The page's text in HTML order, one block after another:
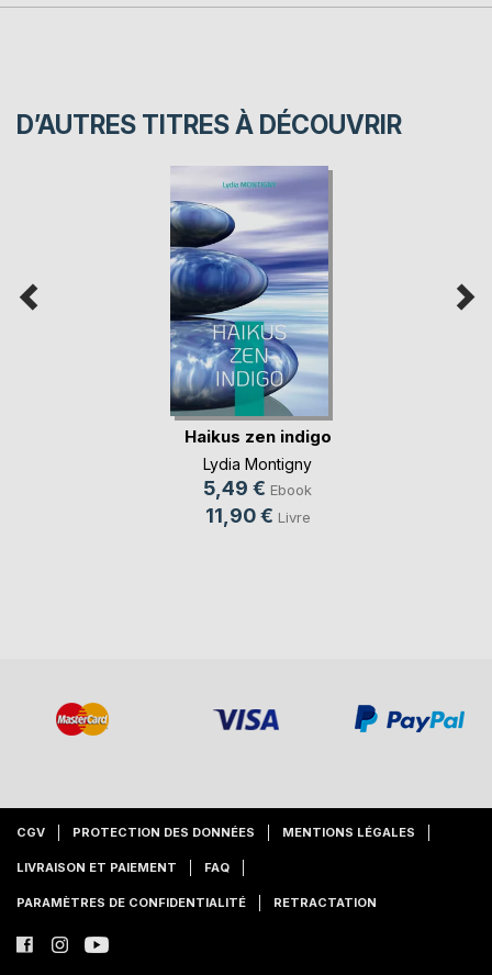
D’AUTRES TITRES À DÉCOUVRIR
Haikus zen indigo
Lydia Montigny
5,49 € Ebook
11,90 € Livre
CGV PROTECTION DES DONNÉES MENTIONS LÉGALES
LIVRAISON ET PAIEMENT FAQ
PARAMÈTRES DE CONFIDENTIALITÉ RETRACTATION